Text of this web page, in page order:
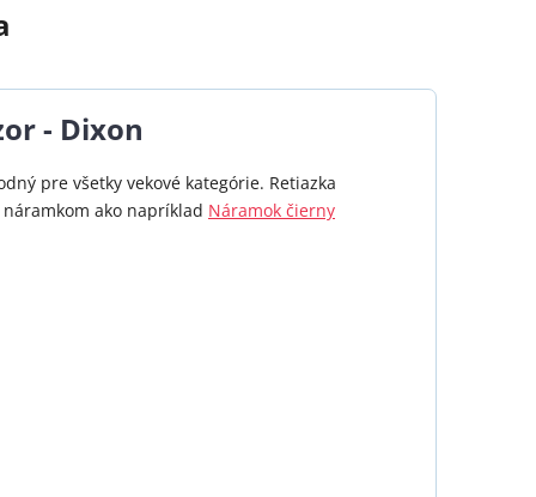
- Dixon
pre všetky vekové kategórie. Retiazka
ako napríklad Náramok čierny